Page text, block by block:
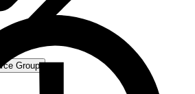
Group